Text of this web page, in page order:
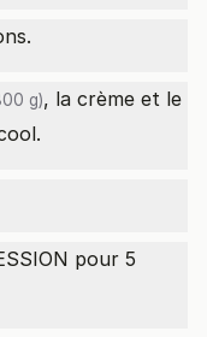
g), la crème et le
pour 5